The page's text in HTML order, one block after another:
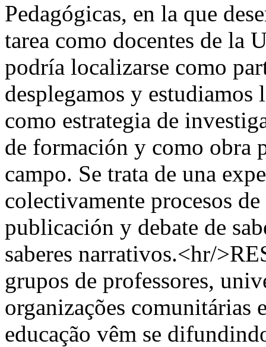
Pedagógicas, en la que
tarea como docentes de la
podría localizarse como
desplegamos y estudiamos
como estrategia de
de formación y como obra
campo. Se trata de una
colectivamente procesos
publicación y debate de
saberes narrativos.<hr/
grupos de professores,
organizações comunitárias
educação vêm se